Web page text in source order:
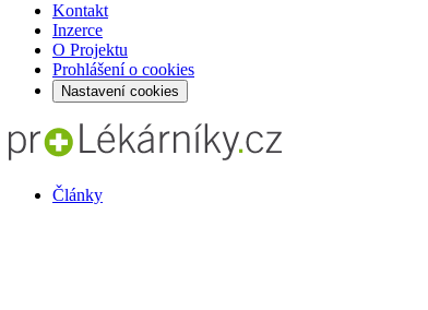
Kontakt
Inzerce
O Projektu
Prohlášení o cookies
Nastavení cookies
Články